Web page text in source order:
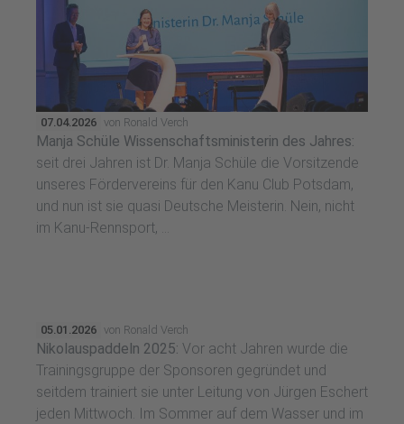
07.04.2026 von Ronald Verch
Manja Schüle Wissenschaftsministerin des Jahres:
seit drei Jahren ist Dr. Manja Schüle die Vorsitzende
unseres Fördervereins für den Kanu Club Potsdam,
und nun ist sie quasi Deutsche Meisterin. Nein, nicht
im Kanu-Rennsport, ...
05.01.2026 von Ronald Verch
Nikolauspaddeln 2025: Vor acht Jahren wurde die
Trainingsgruppe der Sponsoren gegründet und
seitdem trainiert sie unter Leitung von Jürgen Eschert
jeden Mittwoch. Im Sommer auf dem Wasser und im